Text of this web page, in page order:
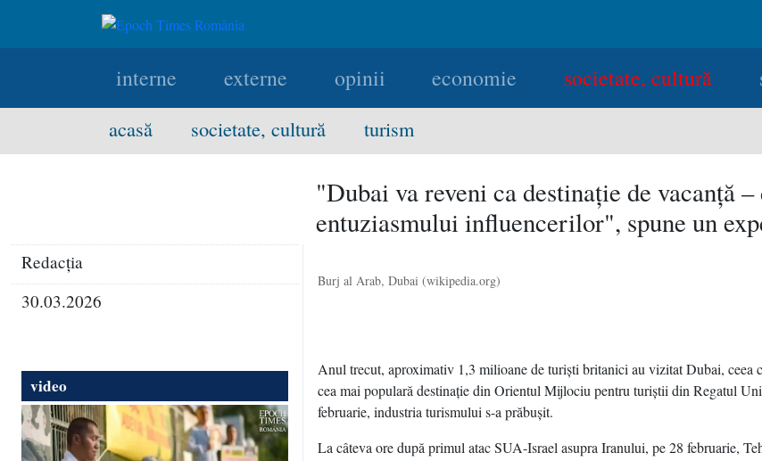
interne externe opinii economie societate, cultură
acasă societate, cultură turism
"Dubai va reveni ca destinaţie de vacanţă
entuziasmului influencerilor", spune un
Redacţia
30.03.2026
video
Burj al Arab, Dubai (wikipedia.org)
Anul trecut, aproximativ 1,3 milioane de turişti britanici au vizitat Dubai, ceea
cea mai populară destinaţie din Orientul Mijlociu pentru turiştii din Regatul
februarie, industria turismului s-a prăbuşit.
La câteva ore după primul atac SUA-Israel asupra Iranului, pe 28 februarie,